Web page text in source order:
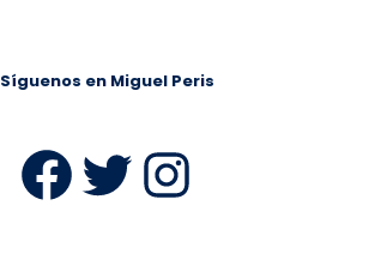
Síguenos en Miguel Peris
Facebook
Twitter